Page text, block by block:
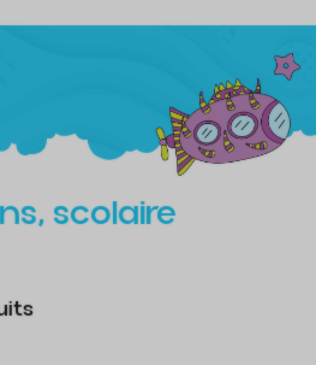
scolaire